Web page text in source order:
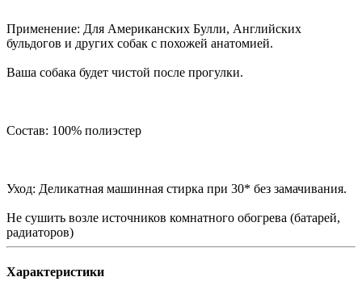
Применение: Для Американских Булли, Английских
бульдогов и других собак с похожей анатомией.
Ваша собака будет чистой после прогулки.
Состав: 100% полиэстер
Уход: Деликатная машинная стирка при 30* без замачивания.
Не сушить возле источников комнатного обогрева (батарей,
радиаторов)
Характеристики